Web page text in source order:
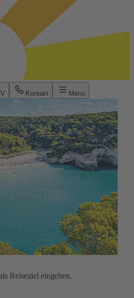
Kontakt Menü
Reiseziel eingeben.